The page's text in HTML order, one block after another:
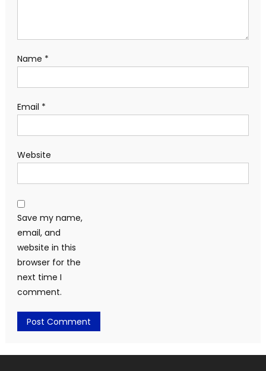
Name *
Email *
Website
Save my name,
email, and
website in this
browser for the
next time I
comment.